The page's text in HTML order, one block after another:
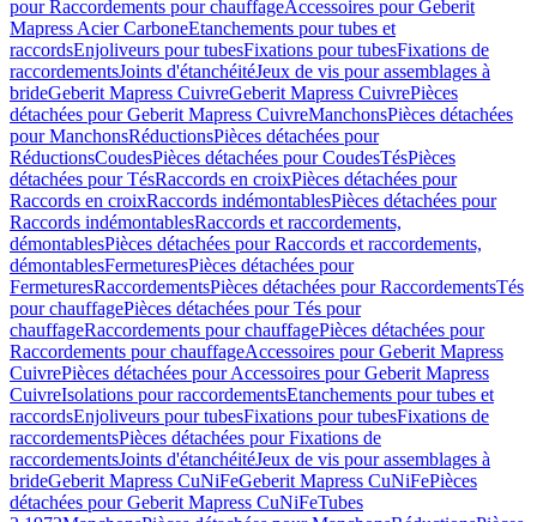
pour Raccordements pour chauffageAccessoires pour Geberit
Mapress Acier CarboneEtanchements pour tubes et
raccordsEnjoliveurs pour tubesFixations pour tubesFixations de
raccordementsJoints d'étanchéitéJeux de vis pour assemblages à
brideGeberit Mapress CuivreGeberit Mapress CuivrePièces
détachées pour Geberit Mapress CuivreManchonsPièces détachées
pour ManchonsRéductionsPièces détachées pour
RéductionsCoudesPièces détachées pour CoudesTésPièces
détachées pour TésRaccords en croixPièces détachées pour
Raccords en croixRaccords indémontablesPièces détachées pour
Raccords indémontablesRaccords et raccordements,
démontablesPièces détachées pour Raccords et raccordements,
démontablesFermeturesPièces détachées pour
FermeturesRaccordementsPièces détachées pour RaccordementsTés
pour chauffagePièces détachées pour Tés pour
chauffageRaccordements pour chauffagePièces détachées pour
Raccordements pour chauffageAccessoires pour Geberit Mapress
CuivrePièces détachées pour Accessoires pour Geberit Mapress
CuivreIsolations pour raccordementsEtanchements pour tubes et
raccordsEnjoliveurs pour tubesFixations pour tubesFixations de
raccordementsPièces détachées pour Fixations de
raccordementsJoints d'étanchéitéJeux de vis pour assemblages à
brideGeberit Mapress CuNiFeGeberit Mapress CuNiFePièces
détachées pour Geberit Mapress CuNiFeTubes